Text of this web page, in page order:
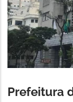
Prefeitura